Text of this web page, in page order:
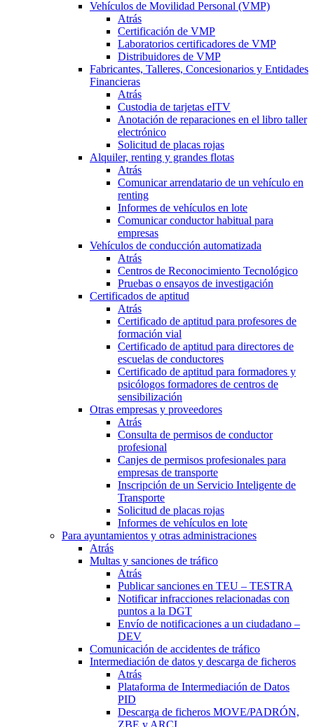
Vehículos de Movilidad Personal (VMP)
Atrás
Certificación de VMP
Laboratorios certificadores de VMP
Distribuidores de VMP
Fabricantes, Talleres, Concesionarios y Entidades
Financieras
Atrás
Custodia de tarjetas eITV
Anotación de reparaciones en el libro taller
electrónico
Solicitud de placas rojas
Alquiler, renting y grandes flotas
Atrás
Comunicar arrendatario de un vehículo en
renting
Informes de vehículos en lote
Comunicar conductor habitual para
empresas
Vehículos de conducción automatizada
Atrás
Centros de Reconocimiento Tecnológico
Pruebas o ensayos de investigación
Certificados de aptitud
Atrás
Certificado de aptitud para profesores de
formación vial
Certificado de aptitud para directores de
escuelas de conductores
Certificado de aptitud para formadores y
psicólogos formadores de centros de
sensibilización
Otras empresas y proveedores
Atrás
Consulta de permisos de conductor
profesional
Canjes de permisos profesionales para
empresas de transporte
Inscripción de un Servicio Inteligente de
Transporte
Solicitud de placas rojas
Informes de vehículos en lote
Para ayuntamientos y otras administraciones
Atrás
Multas y sanciones de tráfico
Atrás
Publicar sanciones en TEU – TESTRA
Notificar infracciones relacionadas con
puntos a la DGT
Envío de notificaciones a un ciudadano –
DEV
Comunicación de accidentes de tráfico
Intermediación de datos y descarga de ficheros
Atrás
Plataforma de Intermediación de Datos
PID
Descarga de ficheros MOVE/PADRÓN,